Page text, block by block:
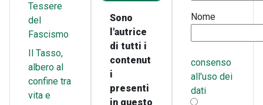
Tessere
del
Fascismo
Il Tasso,
albero al
confine tra
vita e
Sono
l'autrice
di tutti i
contenut
i
presenti
in questo
Nome
consenso
all'uso dei
dati